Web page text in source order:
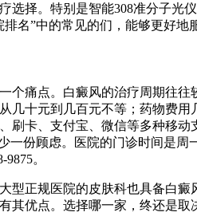
选择。特别是智能308准分子
名”中的常见的们，能够更好地
个痛点。白癜风的治疗周期往
几十元到几百元不等；药物费
刷卡、支付宝、微信等多种移
一份顾虑。医院的门诊时间是
。
型正规医院的皮肤科也具备白
其优点。选择哪一家，终还是